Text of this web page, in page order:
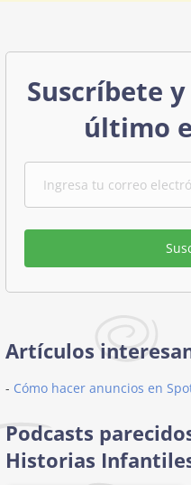
Suscríbete
último
Artículos
- Cómo hacer anuncios en
Podcasts
Historias